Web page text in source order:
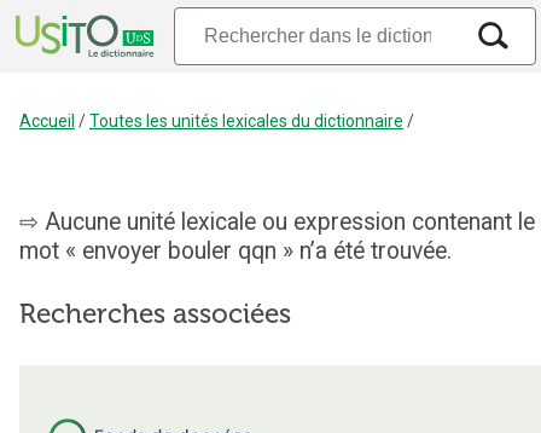
Accueil /Toutes les unités lexicales du dictionnaire /
Aucune unité lexicale ou expression contenant le
mot « envoyer bouler qqn » n’a été trouvée.
Recherches associées